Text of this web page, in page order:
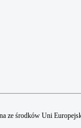
ze środków Uni